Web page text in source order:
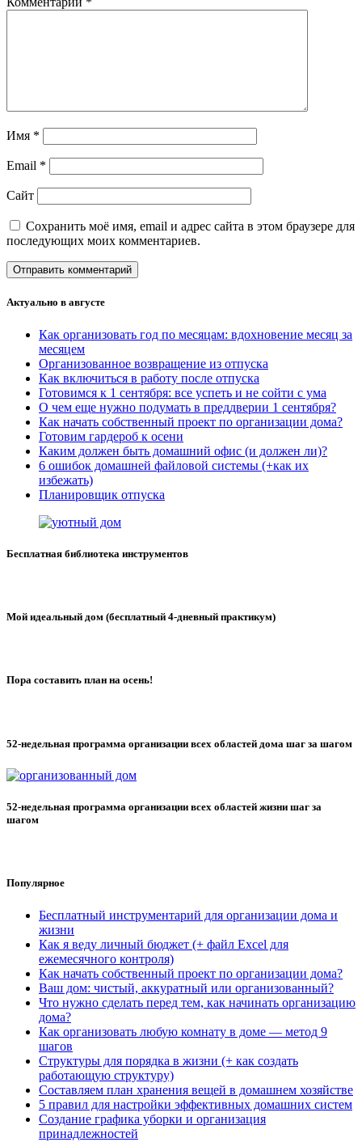
Имя *
Email *
Сайт
Сохранить моё имя, email и адрес сайта в этом браузере для
последующих моих комментариев.
Актуально в августе
Как организовать год по месяцам: вдохновение месяц за
месяцем
Организованное возвращение из отпуска
Как включиться в работу после отпуска
Готовимся к 1 сентября: все успеть и не сойти с ума
О чем еще нужно подумать в преддверии 1 сентября?
Как начать собственный проект по организации дома?
Готовим гардероб к осени
Каким должен быть домашний офис (и должен ли)?
6 ошибок домашней файловой системы (+как их
избежать)
Планировщик отпуска
Бесплатная библиотека инструментов
Мой идеальный дом (бесплатный 4-дневный практикум)
Пора составить план на осень!
52-недельная программа организации всех областей дома шаг за шагом
52-недельная программа организации всех областей жизни шаг за
шагом
Популярное
Бесплатный инструментарий для организации дома и
жизни
Как я веду личный бюджет (+ файл Excel для
ежемесячного контроля)
Как начать собственный проект по организации дома?
Ваш дом: чистый, аккуратный или организованный?
Что нужно сделать перед тем, как начинать организацию
дома?
Как организовать любую комнату в доме — метод 9
шагов
Структуры для порядка в жизни (+ как создать
работающую структуру)
Составляем план хранения вещей в домашнем хозяйстве
5 правил для настройки эффективных домашних систем
Создание графика уборки и организация
принадлежностей